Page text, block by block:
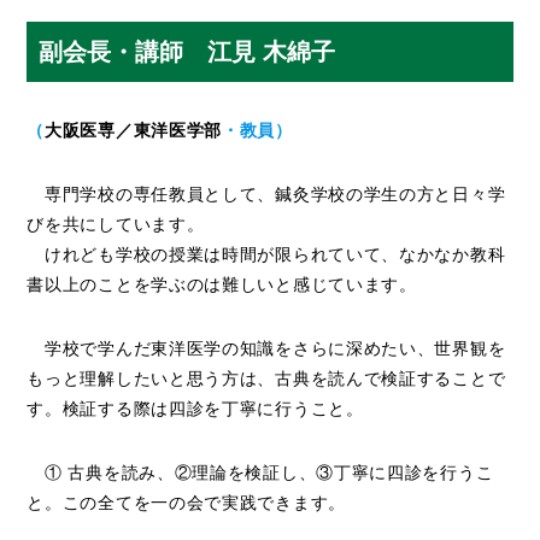
副会長・講師 江見 木綿子
（大阪医専／東洋医学部 ・教員）
専門学校の専任教員として、鍼灸学校の学生の方と日々学
びを共にしています。
けれども学校の授業は時間が限られていて、なかなか教科
書以上のことを学ぶのは難しいと感じています。
学校で学んだ東洋医学の知識をさらに深めたい、世界観を
もっと理解したいと思う方は、古典を読んで検証することで
す。検証する際は四診を丁寧に行うこと。
① 古典を読み、②理論を検証し、③丁寧に四診を行うこ
と。この全てを一の会で実践できます。